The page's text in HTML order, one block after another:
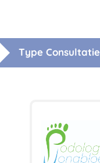
Type Consultatie